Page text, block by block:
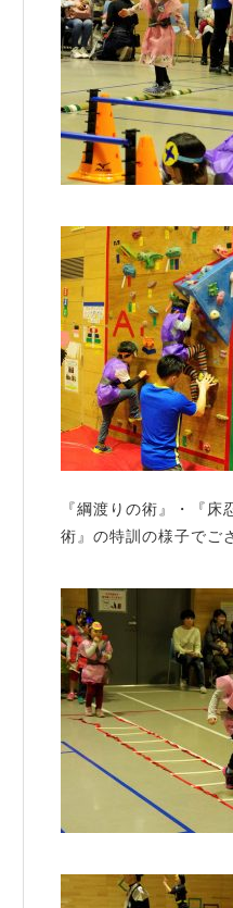
『綱渡りの術』・『
術』の特訓の様子でご